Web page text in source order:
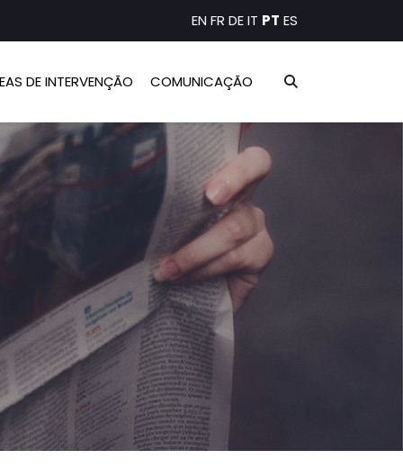
EN FR DEIT PT ES
DE INTERVENÇÃO COMUNICAÇÃO